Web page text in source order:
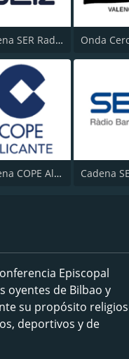
Cadena SER Radio Sevilla
Cadena COPE Alicante
Episcopal
oyentes de Bilbao y
su propósito
deportivos y de